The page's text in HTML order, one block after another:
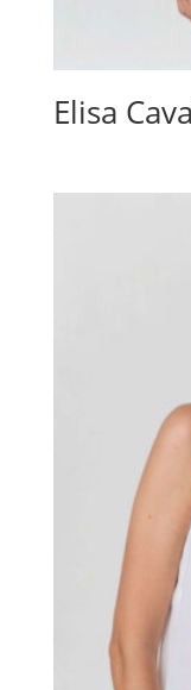
Elisa